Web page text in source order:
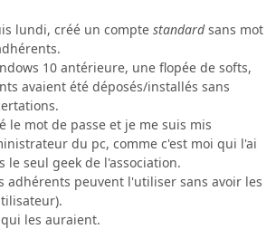
lundi, créé un compte standardsans mot
10 antérieure, une flopée de softs,
avaient été déposés/installés sans
le mot de passe et je me suis mis
du pc, comme c'est moi qui l'ai
le seul geek de l'association.
adhérents peuvent l'utiliser sans avoir les
les auraient.